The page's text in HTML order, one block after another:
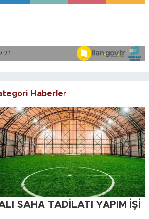
Haberler
SAHA TADİLATI YAPIM İŞİ